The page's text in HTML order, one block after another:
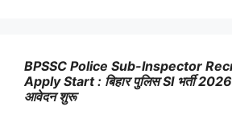
BPSSC Police Sub-Inspector
Apply Start : बिहार पुलिस SI भर्ती
आवेदन शुरू